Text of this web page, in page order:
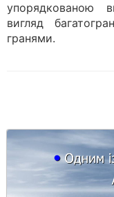
упорядкованою
вигляд
гранями.